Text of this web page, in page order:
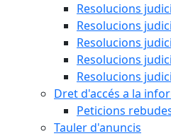
Resolucions
Resolucions
Resolucions
Resolucions
Resolucions
Dret d'accés a la
Peticions
Tauler d'anuncis